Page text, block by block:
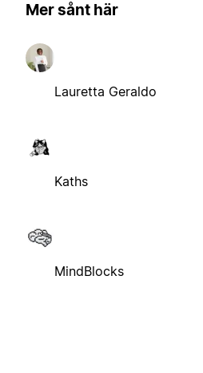
Mer sånt här
Lauretta Geraldo
Kaths
MindBlocks